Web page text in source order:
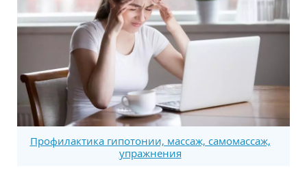
Профилактика гипотонии, массаж, самомассаж,
упражнения